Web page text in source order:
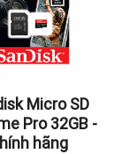
Micro SD
Pro 32GB -
hãng